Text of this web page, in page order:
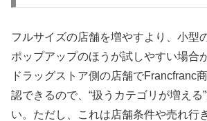
フルサイズの店舗を増やすより、小型
ポップアップのほうが試しやすい場合
ドラッグストア側の店舗でFrancfranc
認できるので、“扱うカテゴリが増える
い。ただし、これは店舗条件や売れ行